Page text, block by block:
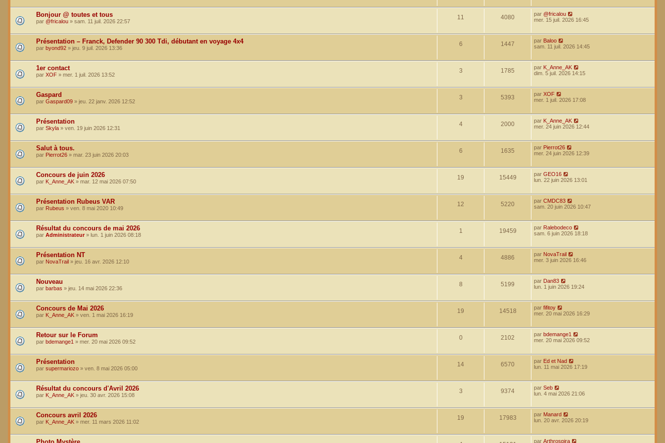
Bonjour @ toutes et tous
par @fricalou » sam. 11 juil. 2026 22:57
11 4080 par @fricalou
mer. 15 juil. 2026 16:45
Présentation – Franck, Defender 90 300 Tdi, débutant en voyage 4x4
par byond92 » jeu. 9 juil. 2026 13:36
6 1447 par Baloo
sam. 11 juil. 2026 14:45
1er contact
par XOF » mer. 1 juil. 2026 13:52
3 1785 par K_Anne_AK
dim. 5 juil. 2026 14:15
Gaspard
par Gaspard09 » jeu. 22 janv. 2026 12:52
3 5393 par XOF
mer. 1 juil. 2026 17:08
Présentation
par Skyla » ven. 19 juin 2026 12:31
4 2000 par K_Anne_AK
mer. 24 juin 2026 12:44
Salut à tous.
par Pierrot26 » mar. 23 juin 2026 20:03
6 1635 par Pierrot26
mer. 24 juin 2026 12:39
Concours de juin 2026
par K_Anne_AK » mar. 12 mai 2026 07:50
19 15449 par GEO16
lun. 22 juin 2026 13:01
Présentation Rubeus VAR
par Rubeus » ven. 8 mai 2020 10:49
12 5220 par CMDC83
sam. 20 juin 2026 10:47
Résultat du concours de mai 2026
par Administrateur » lun. 1 juin 2026 08:18
1 19459 par Ralebodeco
sam. 6 juin 2026 18:18
Présentation NT
par NovaTrail » jeu. 16 avr. 2026 12:10
4 4886 par NovaTrail
mer. 3 juin 2026 16:46
Nouveau
par barbas » jeu. 14 mai 2026 22:36
8 5199 par Dan83
lun. 1 juin 2026 19:24
Concours de Mai 2026
par K_Anne_AK » ven. 1 mai 2026 16:19
19 14518 par fifitoy
mer. 20 mai 2026 16:29
Retour sur le Forum
par bdemange1 » mer. 20 mai 2026 09:52
0 2102 par bdemange1
mer. 20 mai 2026 09:52
Présentation
par supermariozo » ven. 8 mai 2026 05:00
14 6570 par Ed et Nad
lun. 11 mai 2026 17:19
Résultat du concours d'Avril 2026
par K_Anne_AK » jeu. 30 avr. 2026 15:08
3 9374 par Seb
lun. 4 mai 2026 21:06
Concours avril 2026
par K_Anne_AK » mer. 11 mars 2026 11:02
19 17983 par Manard
lun. 20 avr. 2026 20:19
par Arthrospira